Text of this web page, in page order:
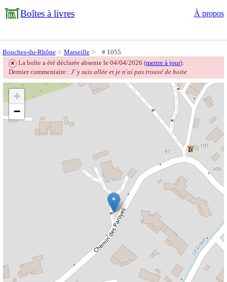
Boîtes à livres À propos
Bouches-du-Rhône Marseille # 1055
❌ La boîte a été déclarée absente le 04/04/2026 (mettre à jour).
Dernier commentaire : J' y suis allée et je n'ai pas trouvé de boite
+
−